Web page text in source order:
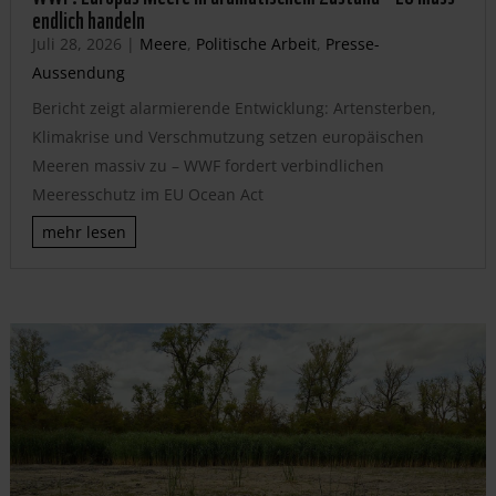
endlich handeln
Juli 28, 2026 | Meere, Politische Arbeit, Presse-
Aussendung
Bericht zeigt alarmierende Entwicklung: Artensterben,
Klimakrise und Verschmutzung setzen europäischen
Meeren massiv zu – WWF fordert verbindlichen
Meeresschutz im EU Ocean Act
mehr lesen